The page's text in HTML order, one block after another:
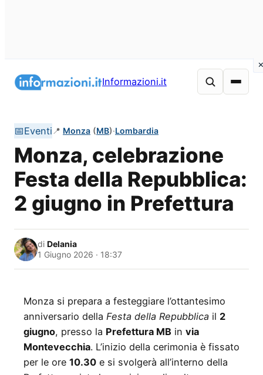
Informazioni.it
📅Eventi 📍 Monza (MB)·Lombardia
Monza, celebrazione
Festa della Repubblica:
2 giugno in Prefettura
di Delania
1 Giugno 2026 · 18:37
Monza si prepara a festeggiare l’ottantesimo
anniversario della Festa della Repubblica il 2
giugno, presso la Prefettura MB in via
Montevecchia. L’inizio della cerimonia è fissato
per le ore 10.30 e si svolgerà all’interno della